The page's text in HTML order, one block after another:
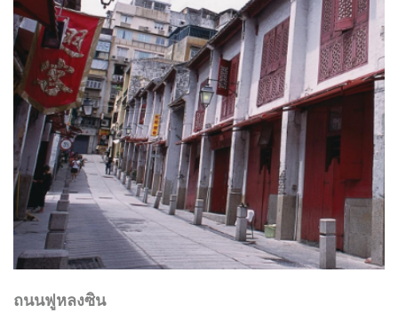
ถนนฟูหลงซิน